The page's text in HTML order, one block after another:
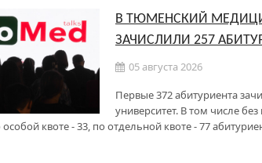
В ТЮМЕНСКИЙ
ЗАЧИСЛИЛИ 257
05 августа 2026
Первые 372 абитуриента
университет. В том числе
особой квоте - 33, по отдельной квоте - 77